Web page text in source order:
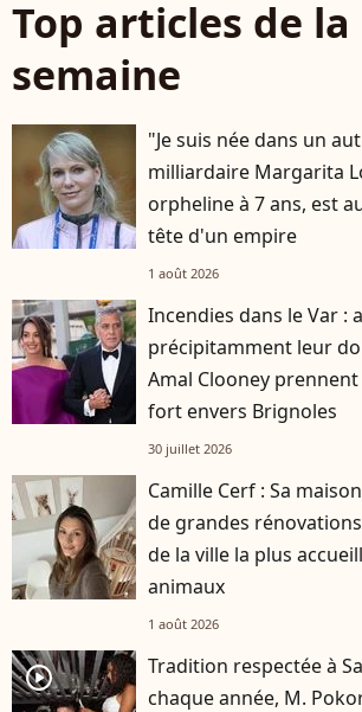
Top articles de la
semaine
"Je suis née dans un
milliardaire Margarita
orpheline à 7 ans, est
tête d'un empire
1 août 2026
Incendies dans le Var :
précipitamment leur
Amal Clooney
fort envers Brignoles
30 juillet 2026
Camille Cerf : Sa
de grandes
de la ville la plus
animaux
1 août 2026
player2
Tradition respectée à
chaque année, M.